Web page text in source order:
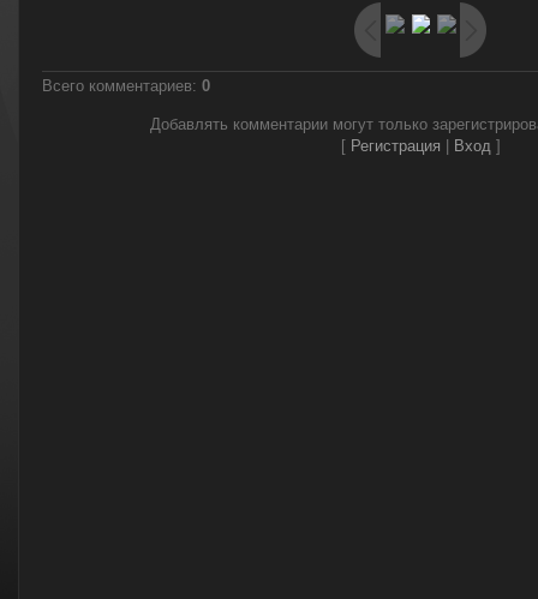
Всего комментариев: 0
Добавлять комментарии могут только
[ Регистрация Вход]